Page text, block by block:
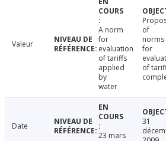
Valeur
A norm
for
evaluation
of tariffs
applied
by
water
of
norms
for
of
Date
23 mars
31